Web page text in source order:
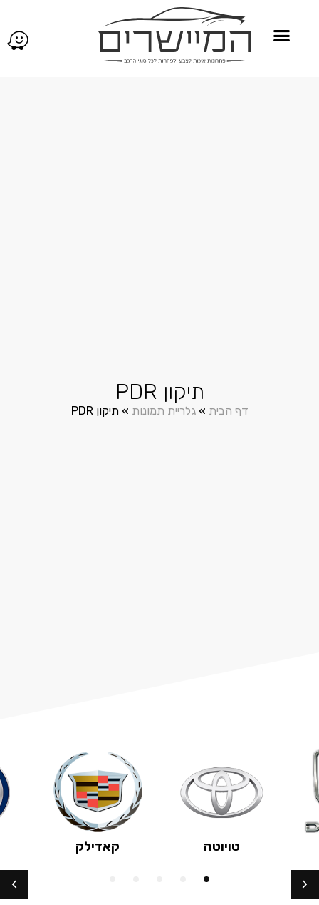
תיקון PDR
דף הבית »גלריית תמונות »תיקון PDR
טויוטה קאדילק